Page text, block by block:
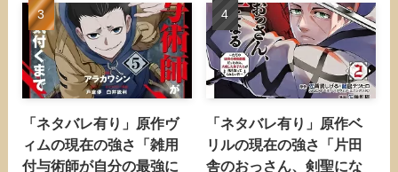
「ネタバレ有り」原作ヴ
ィムの現在の強さ「雑用
付与術師が自分の最強に
「ネタバレ有り」原作ベ
リルの現在の強さ「片田
舎のおっさん、剣聖にな